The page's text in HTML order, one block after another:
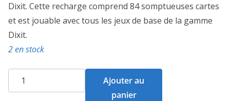
Dixit. Cette recharge comprend 84 somptueuses cartes
et est jouable avec tous les jeux de base de la gamme
Dixit.
2 en stock
quantité
de
Ajouter au
panier